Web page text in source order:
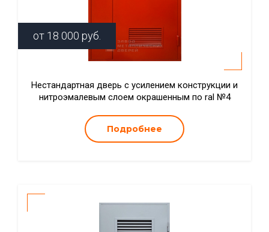
от 18 000 руб.
Нестандартная дверь с усилением конструкции и
нитроэмалевым слоем окрашенным по ral №4
Подробнее